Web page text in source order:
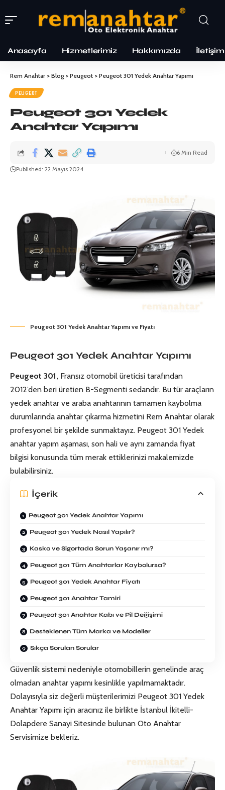
Anasayfa Hizmetlerimiz Hakkımızda İletişim
Rem Anahtar > Blog> Peugeot > Peugeot 301 Yedek Anahtar Yapımı
PEUGEOT
Peugeot 301 Yedek
Anahtar Yapımı
Published: 22 Mayıs 2024
6 Min Read
Peugeot 301 Yedek Anahtar Yapımı ve Fiyatı
Peugeot 301 Yedek Anahtar Yapımı
Peugeot 301, Fransız otomobil üreticisi tarafından
2012’den beri üretien B-Segmenti sedandır. Bu tür araçların
yedek anahtar ve araba anahtarının tamamen kaybolma
durumlarında anahtar çıkarma hizmetini Rem Anahtar olarak
profesyonel bir şekilde sunmaktayız. Peugeot 301 Yedek
anahtar yapım aşaması, son hali ve aynı zamanda fiyat
bilgisi konusunda tüm merak ettiklerinizi makalemizde
bulabilirsiniz.
İçerik
Peugeot 301 Yedek Anahtar Yapımı
Peugeot 301 Yedek Nasıl Yapılır?
Kasko ve Sigortada Sorun Yaşanır mı?
Peugeot 301 Tüm Anahtarlar Kaybolursa?
Peugeot 301 Yedek Anahtar Fiyatı
Peugeot 301 Anahtar Tamiri
Peugeot 301 Anahtar Kabı ve Pil Değişimi
Desteklenen Tüm Marka ve Modeller
Sıkça Sorulan Sorular
Güvenlik sistemi nedeniyle otomobillerin genelinde araç
olmadan anahtar yapımı kesinlikle yapılmamaktadır.
Dolayısıyla siz değerli müşterilerimizi Peugeot 301 Yedek
Anahtar Yapımı için aracınız ile birlikte İstanbul İkitelli-
Dolapdere Sanayi Sitesinde bulunan Oto Anahtar
Servisimize bekleriz.